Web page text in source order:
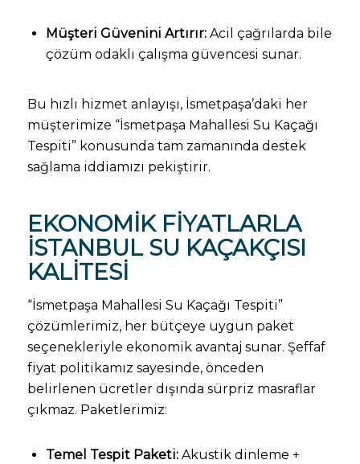
Müşteri Güvenini Artırır:Acil çağrılarda bile
çözüm odaklı çalışma güvencesi sunar.
Bu hızlı hizmet anlayışı, İsmetpaşa’daki her
müşterimize “İsmetpaşa Mahallesi Su Kaçağı
Tespiti” konusunda tam zamanında destek
sağlama iddiamızı pekiştirir.
EKONOMIK FIYATLARLA
İSTANBUL SU KAÇAKÇISI
KALITESI
“İsmetpaşa Mahallesi Su Kaçağı Tespiti”
çözümlerimiz, her bütçeye uygun paket
seçenekleriyle ekonomik avantaj sunar. Şeffaf
fiyat politikamız sayesinde, önceden
belirlenen ücretler dışında sürpriz masraflar
çıkmaz. Paketlerimiz:
Temel Tespit Paketi:Akustik dinleme +